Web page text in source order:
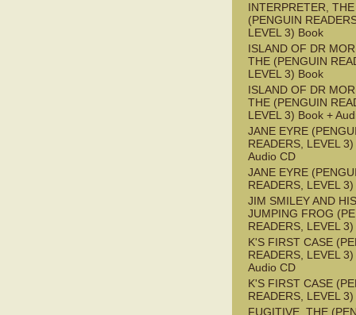
INTERPRETER, THE
(PENGUIN
LEVEL 3) Book
ISLAND OF DR
THE (PENGUIN
LEVEL 3) Book
ISLAND OF DR
THE (PENGUIN
LEVEL 3) Book +
JANE EYRE
READERS, LEVEL
Audio CD
JANE EYRE
READERS, LEVEL
JIM SMILEY AND HIS
JUMPING FROG
READERS, LEVEL
K'S FIRST CASE
READERS, LEVEL
Audio CD
K'S FIRST CASE
READERS, LEVEL
FUGITIVE, THE